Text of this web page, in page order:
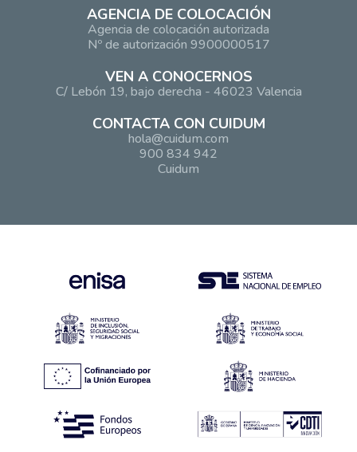
AGENCIA DE COLOCACIÓN
Agencia de colocación autorizada
Nº de autorización 9900000517
VEN A CONOCERNOS
C/ Lebón 19, bajo derecha - 46023 Valencia
CONTACTA CON CUIDUM
hola@cuidum.com
900 834 942
Cuidum